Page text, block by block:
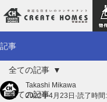
記事
全ての記事
全ての記事
Takashi Mikawa
2022年4月23日 読了時間